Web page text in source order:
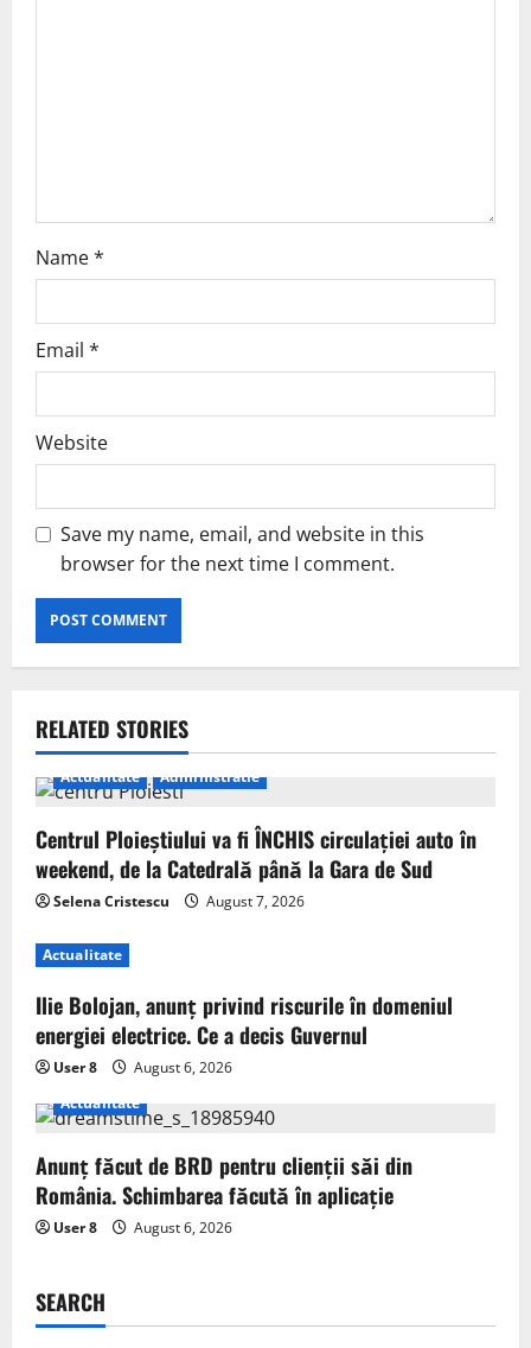
Name*
Email *
Website
Save my name, email, and website in this
browser for the next time I comment.
RELATED STORIES
Actualitate Administratie
Centrul Ploieștiului va fi ÎNCHIS circulației auto în
weekend, de la Catedrală până la Gara de Sud
Selena Cristescu August 7, 2026
Actualitate
Ilie Bolojan, anunț privind riscurile în domeniul
energiei electrice. Ce a decis Guvernul
User 8
August 6, 2026
Actualitate
Anunț făcut de BRD pentru clienții săi din
România. Schimbarea făcută în aplicație
User 8 August 6, 2026
SEARCH